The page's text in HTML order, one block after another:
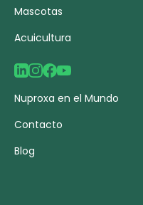
Mascotas
Acuicultura
Nuproxa en el Mundo
Contacto
Blog